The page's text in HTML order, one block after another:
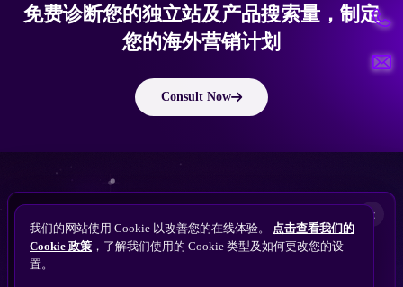
免费诊断您的独立站及产品搜索量，制定
您的海外营销计划
Consult Now
版权所有 © 2010 ~ 2026 隽永东方/EastDigi--专注企业海外业务增长
备案号：苏ICP备14005285号-11
我们的网站使用 Cookie 以改善您的在线体验。 点击查看我们的
Cookie 政策 ，了解我们使用的 Cookie 类型及如何更改您的设
置。
×
Perplexity
Gemini
搜索找到您的独立站？
免费获取隽永东方 SEO / AEO / GEO 独立站可见